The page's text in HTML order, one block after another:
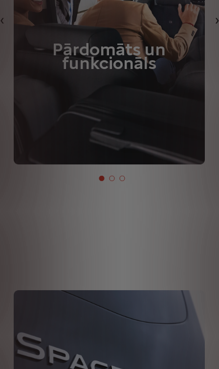
Iepriekšējais
Pārdomāts un
funkcionāls